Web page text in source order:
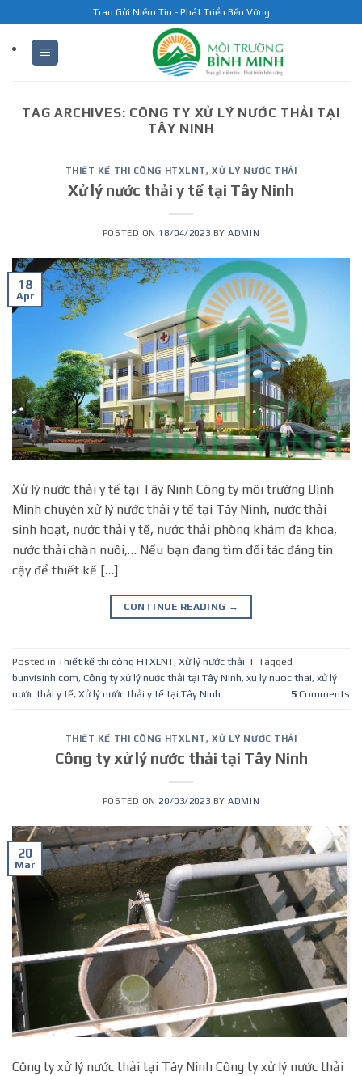
to
content
Trao Gửi Niềm Tin - Phát Triển Bền Vững
TAG ARCHIVES: CÔNG TY XỬ LÝ NƯỚC THẢI TẠI
TÂY NINH
THIẾT KẾ THI CÔNG HTXLNT,XỬ LÝ NƯỚC THẢI
Xử lý nước thải y tế tại Tây Ninh
POSTED ON 18/04/2023 BYADMIN
18
Apr
Xử lý nước thải y tế tại Tây Ninh Công ty môi trường Bình
Minh chuyên xử lý nước thải y tế tại Tây Ninh, nước thải
sinh hoạt, nước thải y tế, nước thải phòng khám đa khoa,
nước thải chăn nuôi,… Nếu bạn đang tìm đối tác đáng tin
cậy để thiết kế […]
CONTINUE READING →
Posted in Thiết kế thi công HTXLNT, Xử lý nước thải | Tagged
bunvisinh.com, Công ty xử lý nước thải tại Tây Ninh, xu ly nuoc thai, xử lý
nước thải y tế, Xử lý nước thải y tế tại Tây Ninh 5 Comments
THIẾT KẾ THI CÔNG HTXLNT,XỬ LÝ NƯỚC THẢI
Công ty xử lý nước thải tại Tây Ninh
POSTED ON 20/03/2023 BYADMIN
20
Mar
Công ty xử lý nước thải tại Tây Ninh Công ty xử lý nước thải